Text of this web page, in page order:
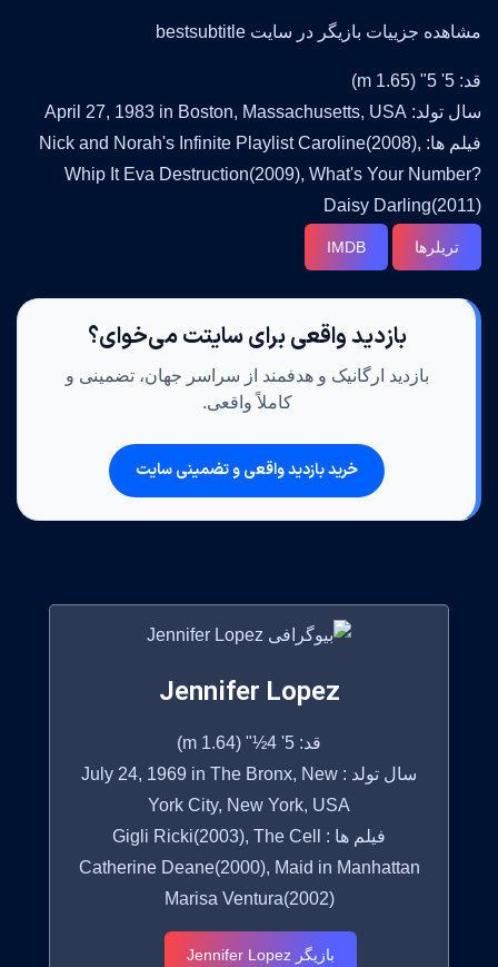
مشاهده جزییات بازیگر در سایت bestsubtitle
قد: 5' 5" (1.65 m)
سال تولد: April 27, 1983 in Boston, Massachusetts, USA
فیلم ها: Nick and Norah's Infinite Playlist Caroline(2008),
Whip It Eva Destruction(2009), What's Your Number?
Daisy Darling(2011)
تریلرها IMDB
بازدید واقعی برای سایتت می‌خوای؟
بازدید ارگانیک و هدفمند از سراسر جهان، تضمینی و
کاملاً واقعی.
خرید بازدید واقعی و تضمینی سایت
Jennifer Lopez
قد: 5' 4½" (1.64 m)
سال تولد : July 24, 1969 in The Bronx, New
York City, New York, USA
فیلم ها : Gigli Ricki(2003), The Cell
Catherine Deane(2000), Maid in Manhattan
Marisa Ventura(2002)
بازیگر Jennifer Lopez